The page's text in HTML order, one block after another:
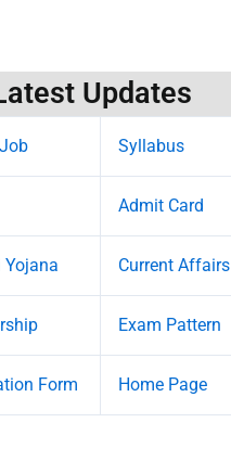
Updates
Syllabus
Admit Card
Yojana Current Affairs
Exam Pattern
Form Home Page